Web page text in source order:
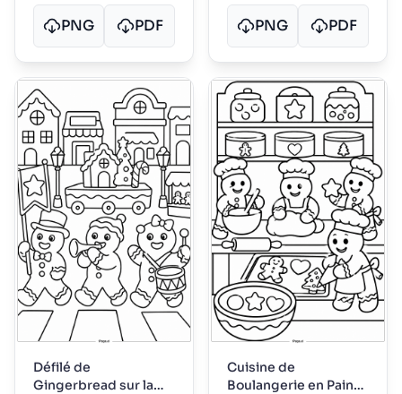
PNG PDF PNG PDF
Défilé de
Gingerbread sur la
Cuisine de
Boulangerie en Pain